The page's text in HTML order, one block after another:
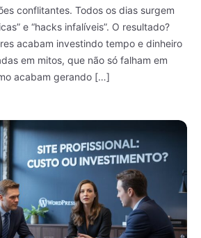
conflitantes. Todos os dias surgem
e “hacks infalíveis”. O resultado?
acabam investindo tempo e dinheiro
em mitos, que não só falham em
acabam gerando […]